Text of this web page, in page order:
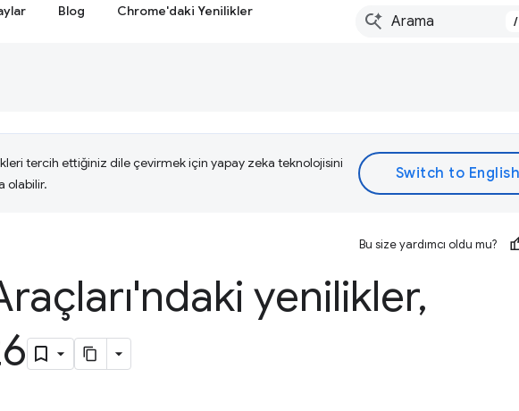
Blog Chrome'daki Yenilikler
/
tercih ettiğiniz dile çevirmek için yapay zeka teknolojisini
olabilir.
Bu size yardımcı oldu mu?
yenilikler,